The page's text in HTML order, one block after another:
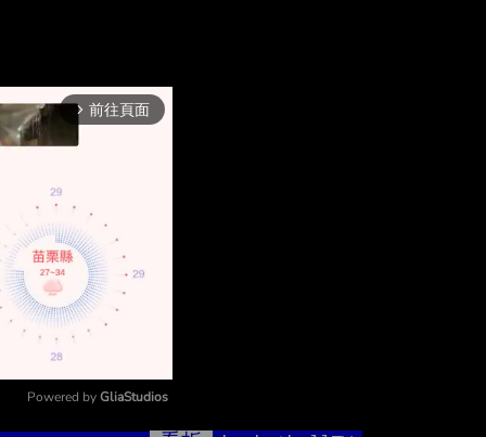
arrow_forward_ios 前往頁面
Powered by GliaStudios